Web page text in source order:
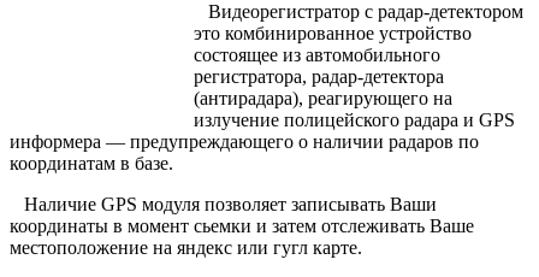
Видеорегистратор с радар-детектором
это комбинированное устройство
состоящее из автомобильного
регистратора, радар-детектора
(антирадара), реагирующего на
излучение полицейского радара и GPS
информера — предупреждающего о наличии радаров по
координатам в базе.
Наличие GPS модуля позволяет записывать Ваши
координаты в момент сьемки и затем отслеживать Ваше
местоположение на яндекс или гугл карте.